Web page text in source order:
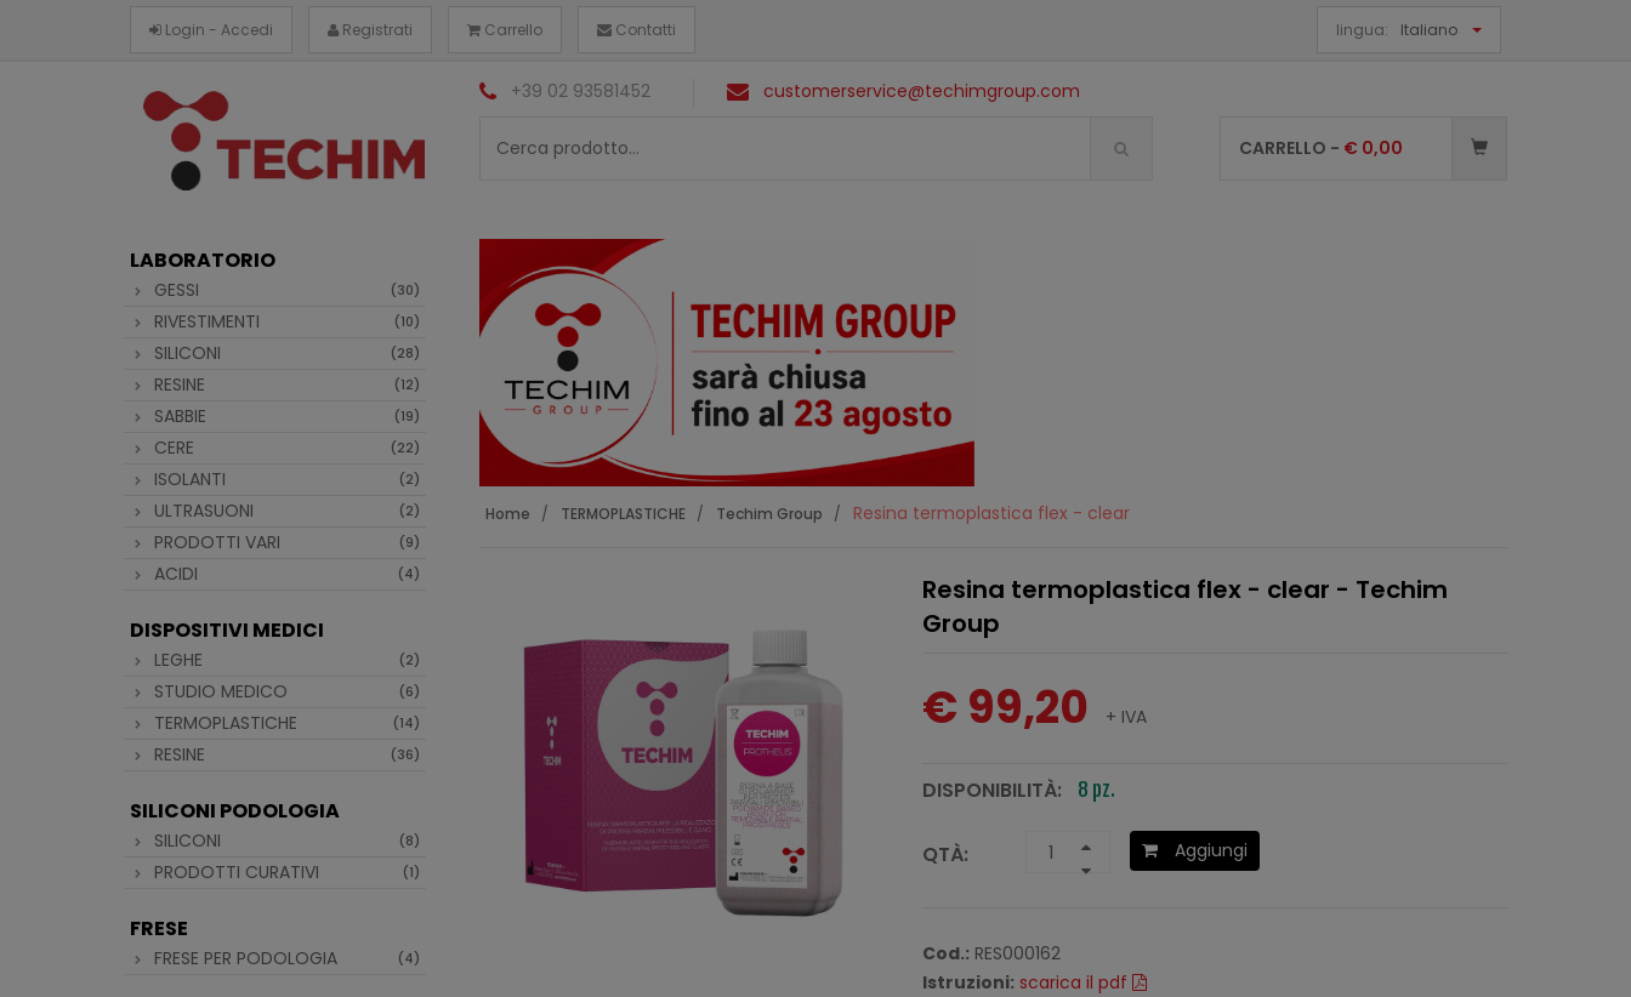
Login - Accedi Registrati Carrello Contatti lingua: Italiano
+39 02 93581452 customerservice@techimgroup.com
CARRELLO - € 0,00
LABORATORIO
GESSI (30)
RIVESTIMENTI (10)
SILICONI (28)
RESINE (12)
SABBIE (19)
CERE (22)
ISOLANTI (2)
ULTRASUONI (2)
PRODOTTI VARI (9)
ACIDI (4)
DISPOSITIVI MEDICI
LEGHE (2)
STUDIO MEDICO (6)
TERMOPLASTICHE (14)
RESINE (36)
SILICONI PODOLOGIA
SILICONI (8)
PRODOTTI CURATIVI (1)
FRESE
FRESE PER PODOLOGIA (4)
Home TERMOPLASTICHE Techim Group Resina termoplastica flex - clear
Resina termoplastica flex - clear - Techim
Group
€ 99,20 + IVA
DISPONIBILITÀ: 8 pz.
QTÀ: Aggiungi
Cod.: RES000162
Istruzioni: scarica il pdf